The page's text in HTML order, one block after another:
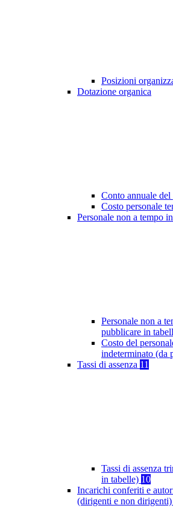
Posizioni
Dotazione organica
Conto annuale del
Costo personale
Personale non a tempo
Personale non a
pubblicare in
Costo del
indeterminato (da
Tassi di assenza 11
Tassi di assenza
in tabelle) 10
Incarichi conferiti e
(dirigenti e non dirigenti)